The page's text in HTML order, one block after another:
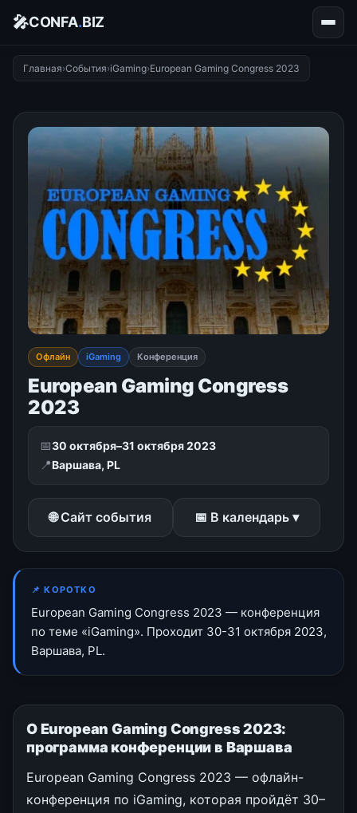
🎤CONFA.BIZ
Главная›События›iGaming›European Gaming Congress 2023
Офлайн iGaming Конференция
European Gaming Congress
2023
📅30 октября–31 октября 2023
📍Варшава, PL
🌐 Сайт события 📅 В календарь ▾
📌 КОРОТКО
European Gaming Congress 2023 — конференция
по теме «iGaming». Проходит 30-31 октября 2023,
Варшава, PL.
О European Gaming Congress 2023:
программа конференции в Варшава
European Gaming Congress 2023 — офлайн-
конференция по iGaming, которая пройдёт 30–